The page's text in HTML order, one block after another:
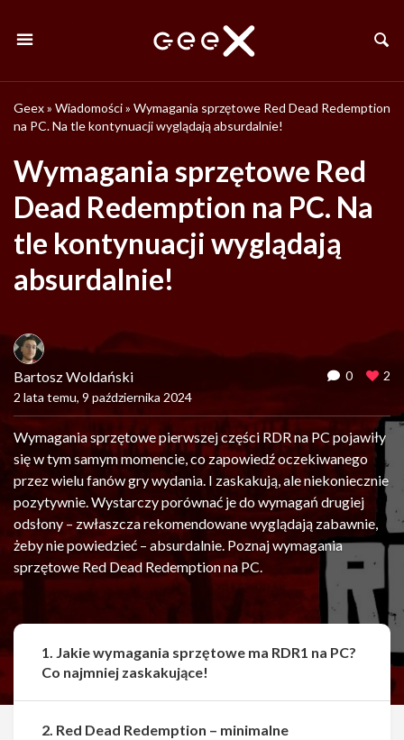
Geex» Wiadomości» Wymagania sprzętowe Red Dead Redemption
na PC. Na tle kontynuacji wyglądają absurdalnie!
Wymagania sprzętowe Red
Dead Redemption na PC. Na
tle kontynuacji wyglądają
absurdalnie!
Bartosz Woldański
2 lata temu, 9 października 2024
0 2
Wymagania sprzętowe pierwszej części RDR na PC pojawiły
się w tym samym momencie, co zapowiedź oczekiwanego
przez wielu fanów gry wydania. I zaskakują, ale niekoniecznie
pozytywnie. Wystarczy porównać je do wymagań drugiej
odsłony – zwłaszcza rekomendowane wyglądają zabawnie,
żeby nie powiedzieć – absurdalnie. Poznaj wymagania
sprzętowe Red Dead Redemption na PC.
1. Jakie wymagania sprzętowe ma RDR1 na PC?
Co najmniej zaskakujące!
2. Red Dead Redemption – minimalne